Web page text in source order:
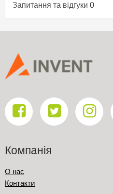
Запитання та відгуки 0
Компанія
О нас
Контакти